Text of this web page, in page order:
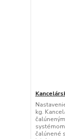
kg.
čalúnené